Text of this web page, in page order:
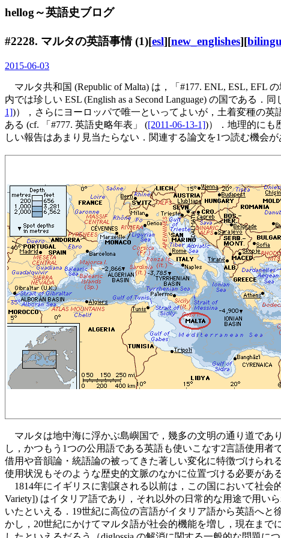
hellog～英語史ブログ
#2228. マルタの英語事情 (1)[esl][new_englishes][
2015-06-03
マルタ共和国 (Republic of Malta) は，「#177. ENL, ESL, EFL
内では珍しい ESL (English as a Second Language) の国である
1])），さらにヨーロッパで唯一といってよいが，土着変種の
ある (cf. 「#777. 英語史略年表」 ([2011-06-13-1])）．地理的にも
しい報告はあまり見当たらない．関連する論文を1つ読む機会
マルタは地中海に浮かぶ島嶼国で，幾多の文明の通り道であ
し，かつもう1つの公用語である英語も使いこなす2言語使用
借用や音韻論・統語論の被ってきた著しい変化に特徴づけら
使用状況もそのような歴史的文脈のなかに位置づける必要があ
1814年にイギリスに割譲される以前は，この国において社会
Variety]) はイタリア語であり，それ以外の日常的な用途で用い
いたといえる．19世紀に高位の言語がイタリア語から英語へと
かし，20世紀にかけてマルタ語が社会的機能を増し，現在まで